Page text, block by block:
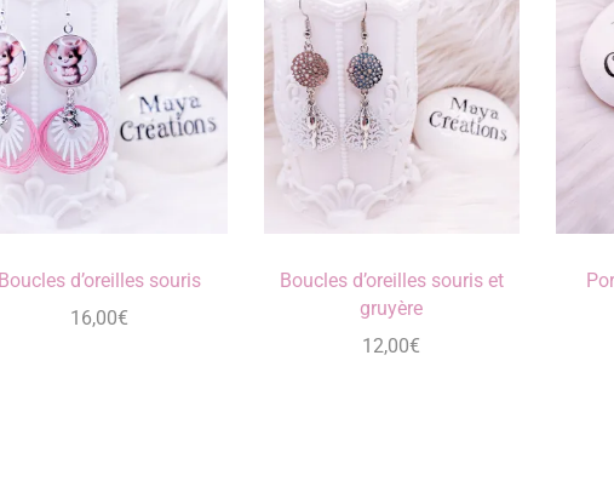
Boucles d’oreilles souris
16,00€
Boucles d’oreilles souris et
gruyère
12,00€